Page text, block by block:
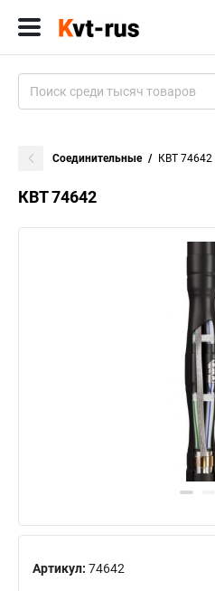
Соединительные КВТ 74642
КВТ 74642
Артикул: 74642